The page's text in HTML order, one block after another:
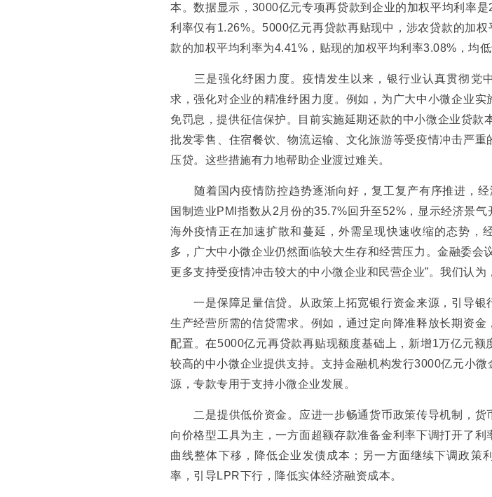
本。数据显示，3000亿元专项再贷款到企业的加权平均利率
利率仅有1.26%。5000亿元再贷款再贴现中，涉农贷款的加
款的加权平均利率为4.41%，贴现的加权平均利率3.08%，均低
三是强化纾困力度。疫情发生以来，银行业认真贯彻党
求，强化对企业的精准纾困力度。例如，为广大中小微企业
免罚息，提供征信保护。目前实施延期还款的中小微企业贷款
批发零售、住宿餐饮、物流运输、文化旅游等受疫情冲击严重
压贷。这些措施有力地帮助企业渡过难关。
随着国内疫情防控趋势逐渐向好，复工复产有序推进，经
国制造业PMI指数从2月份的35.7%回升至52%，显示经济景气
海外疫情正在加速扩散和蔓延，外需呈现快速收缩的态势，
多，广大中小微企业仍然面临较大生存和经营压力。金融委会
更多支持受疫情冲击较大的中小微企业和民营企业”。我们认为
一是保障足量信贷。从政策上拓宽银行资金来源，引导银
生产经营所需的信贷需求。例如，通过定向降准释放长期资金
配置。在5000亿元再贷款再贴现额度基础上，新增1万亿元额
较高的中小微企业提供支持。支持金融机构发行3000亿元小
源，专款专用于支持小微企业发展。
二是提供低价资金。应进一步畅通货币政策传导机制，货
向价格型工具为主，一方面超额存款准备金利率下调打开了
曲线整体下移，降低企业发债成本；另一方面继续下调政策
率，引导LPR下行，降低实体经济融资成本。